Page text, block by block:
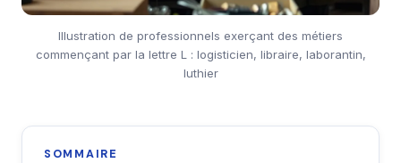
Illustration de professionnels exerçant des métiers
commençant par la lettre L : logisticien, libraire, laborantin,
luthier
SOMMAIRE